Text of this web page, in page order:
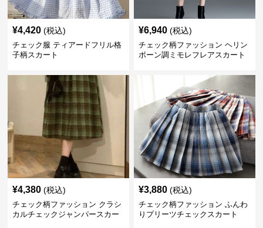
¥4,420 (税込)
チェック服 ティアードフリル格
子柄スカート
¥6,940 (税込)
チェック柄ファッション ヘリン
ボーン調ミモレフレアスカート
¥4,380 (税込)
チェック柄ファッション クラシ
カルチェックジャンパースカー
¥3,880 (税込)
チェック柄ファッション ふんわ
りプリーツチェックスカート